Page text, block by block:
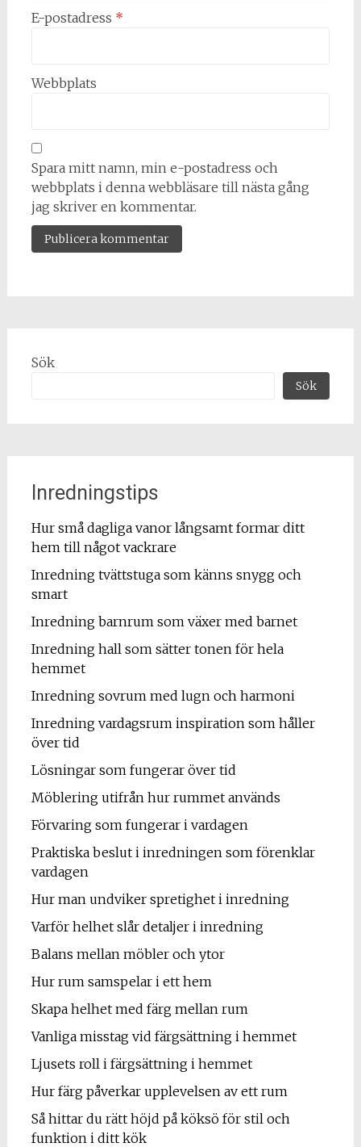
E-postadress *
Webbplats
Spara mitt namn, min e-postadress och
webbplats i denna webbläsare till nästa gång
jag skriver en kommentar.
Sök
Sök
Inredningstips
Hur små dagliga vanor långsamt formar ditt
hem till något vackrare
Inredning tvättstuga som känns snygg och
smart
Inredning barnrum som växer med barnet
Inredning hall som sätter tonen för hela
hemmet
Inredning sovrum med lugn och harmoni
Inredning vardagsrum inspiration som håller
över tid
Lösningar som fungerar över tid
Möblering utifrån hur rummet används
Förvaring som fungerar i vardagen
Praktiska beslut i inredningen som förenklar
vardagen
Hur man undviker spretighet i inredning
Varför helhet slår detaljer i inredning
Balans mellan möbler och ytor
Hur rum samspelar i ett hem
Skapa helhet med färg mellan rum
Vanliga misstag vid färgsättning i hemmet
Ljusets roll i färgsättning i hemmet
Hur färg påverkar upplevelsen av ett rum
Så hittar du rätt höjd på köksö för stil och
funktion i ditt kök